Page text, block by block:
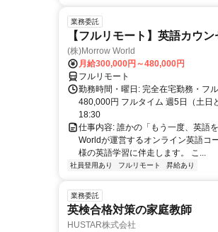
業務委託
【フルリモート】英語カウ
(株)Morrow World
月給300,000円～480,000円
フルリモート
勤務時間・曜日: 完全在宅勤務・フ
480,000円 フルタイム 週5日（土日
18:30
仕事内容: 誰かの「もう一度、英語
Worldが運営するオンライン英語コ
様の英語学習に伴走します。 こ...
社員登用あり フルリモート 昇給あり
業務委託
英検合格対策の家庭教師
HUSTAR株式会社